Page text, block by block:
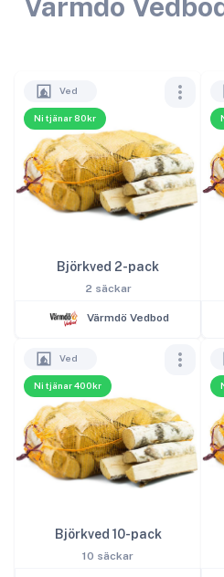
Ni tjänar 80kr
Ved
Björkved 2-pack
2 säckar
Värmdö Vedbod
Ni tjänar 400kr
Ved
Björkved 10-pack
10 säckar